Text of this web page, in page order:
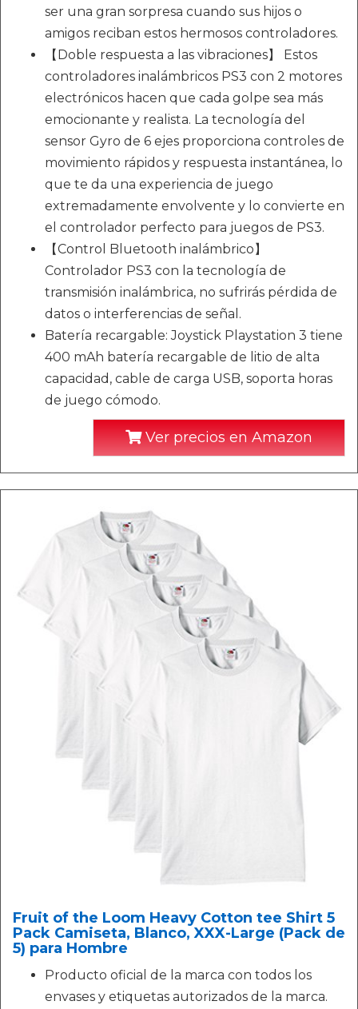
ser una gran sorpresa cuando sus hijos o
amigos reciban estos hermosos controladores.
【Doble respuesta a las vibraciones】 Estos
controladores inalámbricos PS3 con 2 motores
electrónicos hacen que cada golpe sea más
emocionante y realista. La tecnología del
sensor Gyro de 6 ejes proporciona controles de
movimiento rápidos y respuesta instantánea, lo
que te da una experiencia de juego
extremadamente envolvente y lo convierte en
el controlador perfecto para juegos de PS3.
【Control Bluetooth inalámbrico】
Controlador PS3 con la tecnología de
transmisión inalámbrica, no sufrirás pérdida de
datos o interferencias de señal.
Batería recargable: Joystick Playstation 3 tiene
400 mAh batería recargable de litio de alta
capacidad, cable de carga USB, soporta horas
de juego cómodo.
Ver precios en Amazon
Fruit of the Loom Heavy Cotton tee Shirt 5
Pack Camiseta, Blanco, XXX-Large (Pack de
5) para Hombre
Producto oficial de la marca con todos los
envases y etiquetas autorizados de la marca.